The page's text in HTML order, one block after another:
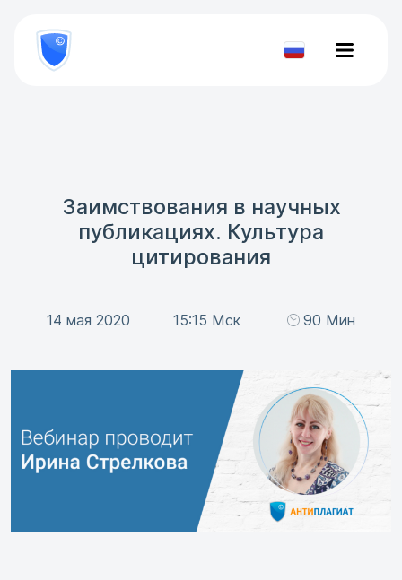
800
777-
81-Проверить
Заимствования в научных
публикациях. Культура
цитирования
14 мая 2020 15:15 Мск 90 Мин